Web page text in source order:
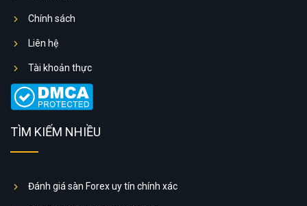
Chính sách
Liên hệ
Tài khoản thực
TÌM KIẾM NHIỀU
Đánh giá sàn Forex uy tín chính xác